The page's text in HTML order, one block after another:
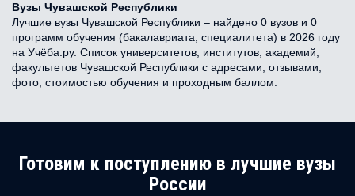
Вузы Чувашской Республики
Лучшие вузы Чувашской Республики – найдено 0 вузов и 0
программ обучения (бакалавриата, специалитета) в 2026 году
на Учёба.ру. Список университетов, институтов, академий,
факультетов Чувашской Республики с адресами, отзывами,
фото, стоимостью обучения и проходным баллом.
Готовим к поступлению в лучшие вузы
России